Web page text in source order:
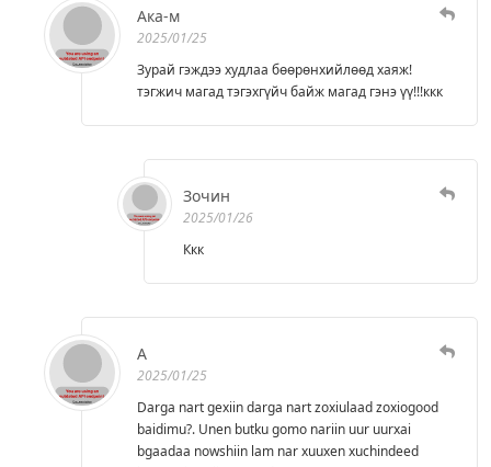
Ака-м
2025/01/25
Зурай гэждээ худлаа бөөрөнхийлөөд хаяж!
тэгжич магад тэгэхгүйч байж магад гэнэ үү!!!ккк
Зочин
2025/01/26
Ккк
A
2025/01/25
Darga nart gexiin darga nart zoxiulaad zoxiogood
baidimu?. Unen butku gomo nariin uur uurxai
bgaadaa nowshiin lam nar xuuxen xuchindeed